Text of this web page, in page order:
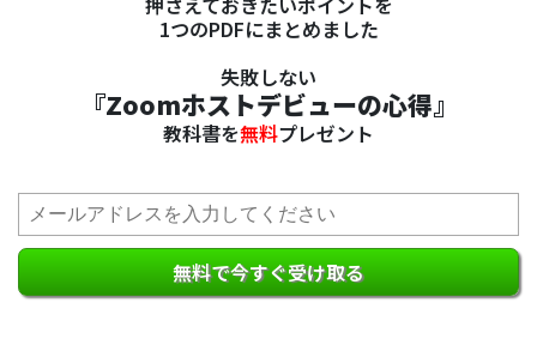
1つのPDFにまとめました
失敗しない
『Zoomホストデビューの心得』
教科書を無料プレゼント
無料で今すぐ受け取る